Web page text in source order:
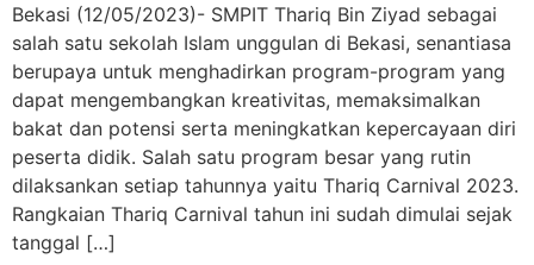
Bekasi (12/05/2023)- SMPIT Thariq Bin Ziyad sebagai
salah satu sekolah Islam unggulan di Bekasi, senantiasa
berupaya untuk menghadirkan program-program yang
dapat mengembangkan kreativitas, memaksimalkan
bakat dan potensi serta meningkatkan kepercayaan diri
peserta didik. Salah satu program besar yang rutin
dilaksankan setiap tahunnya yaitu Thariq Carnival 2023.
Rangkaian Thariq Carnival tahun ini sudah dimulai sejak
tanggal […]